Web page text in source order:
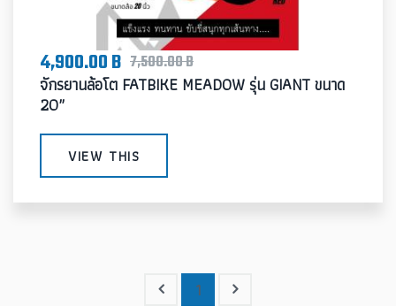
4,900.00 B 7,500.00 B
จักรยานล้อโต FATBIKE MEADOW รุ่น GIANT ขนาด
20″
VIEW THIS
1